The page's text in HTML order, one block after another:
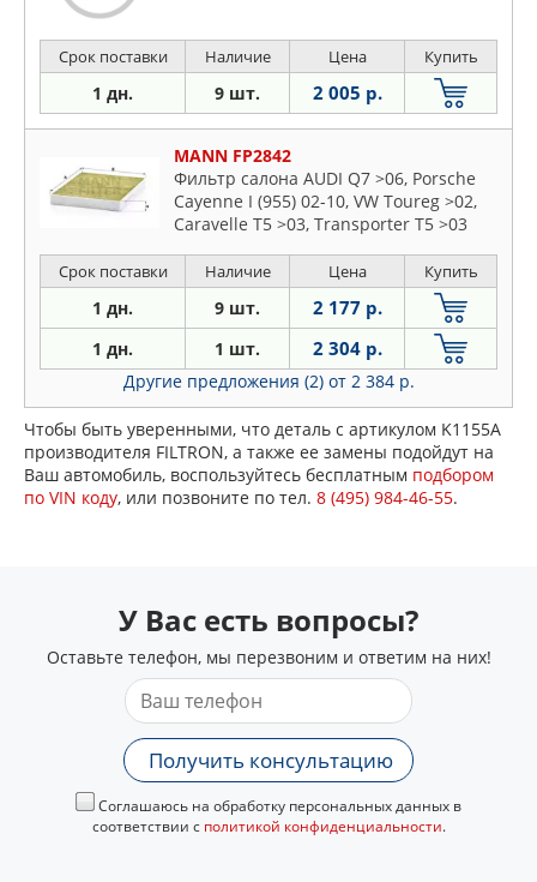
Срок поставки Наличие Цена Купить
1 дн. 9 шт. 2 005 р.
MANN FP2842
Фильтр салона AUDI Q7 >06, Porsche
Cayenne I (955) 02-10, VW Toureg >02,
Caravelle T5 >03, Transporter T5 >03
Срок поставки Наличие Цена Купить
1 дн. 9 шт. 2 177 р.
1 дн. 1 шт. 2 304 р.
Другие предложения (2) от 2 384 р.
Чтобы быть уверенными, что деталь с артикулом K1155A
производителя FILTRON, а также ее замены подойдут на
Ваш автомобиль, воспользуйтесь бесплатным подбором
по VIN коду, или позвоните по тел. 8 (495) 984-46-55.
У Вас есть вопросы?
Оставьте телефон, мы перезвоним и ответим на них!
Получить консультацию
Соглашаюсь на обработку персональных данных в
соответствии с политикой конфиденциальности.